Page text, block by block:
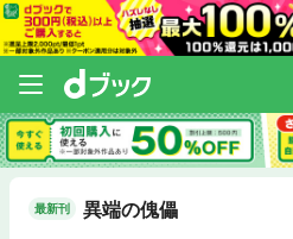
最新刊 異端の傀儡